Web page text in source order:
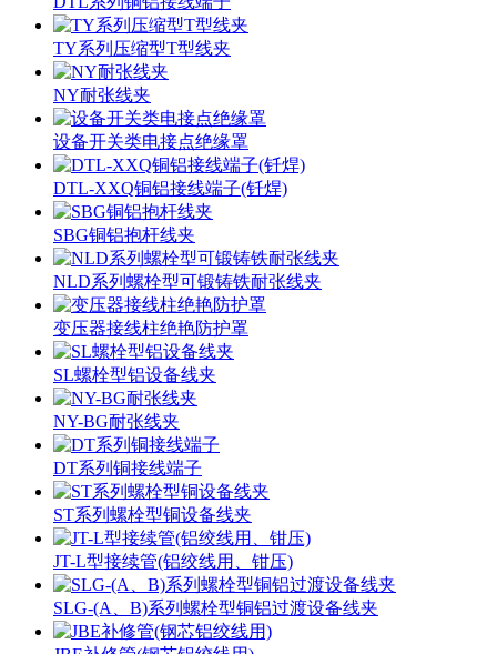
TY系列压缩型T型线夹
NY耐张线夹
设备开关类电接点绝缘罩
DTL-XXQ铜铝接线端子(钎焊)
SBG铜铝抱杆线夹
NLD系列螺栓型可锻铸铁耐张线夹
变压器接线柱绝艳防护罩
SL螺栓型铝设备线夹
NY-BG耐张线夹
DT系列铜接线端子
ST系列螺栓型铜设备线夹
JT-L型接续管(铝绞线用、钳压)
SLG-(A、B)系列螺栓型铜铝过渡设备线夹